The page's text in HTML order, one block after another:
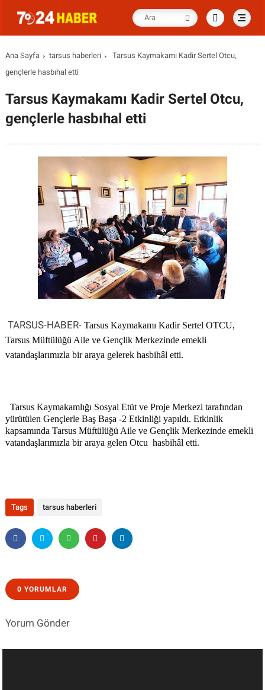
Ana Sayfa tarsus haberleri
Tarsus Kaymakamı Kadir Sertel Otcu,
gençlerle hasbıhal etti
Tarsus Kaymakamı Kadir Sertel Otcu,
gençlerle hasbıhal etti
TARSUS-HABER- Tarsus Kaymakamı Kadir Sertel OTCU,
Tarsus Müftülüğü Aile ve Gençlik Merkezinde emekli
vatandaşlarımızla bir araya gelerek hasbihâl etti.
Tarsus Kaymakamlığı Sosyal Etüt ve Proje Merkezi tarafından
yürütülen Gençlerle Baş Başa -2 Etkinliği yapıldı. Etkinlik
kapsamında Tarsus Müftülüğü Aile ve Gençlik Merkezinde emekli
vatandaşlarımızla bir araya gelen Otcu hasbihâl etti.
Tags tarsus haberleri
0 YORUMLAR
Yorum Gönder